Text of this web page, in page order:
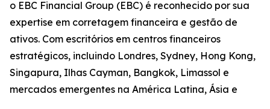
o EBC Financial Group (EBC) é reconhecido por sua
expertise em corretagem financeira e gestão de
ativos. Com escritórios em centros financeiros
estratégicos, incluindo Londres, Sydney, Hong Kong,
Singapura, Ilhas Cayman, Bangkok, Limassol e
mercados emergentes na América Latina, Ásia e